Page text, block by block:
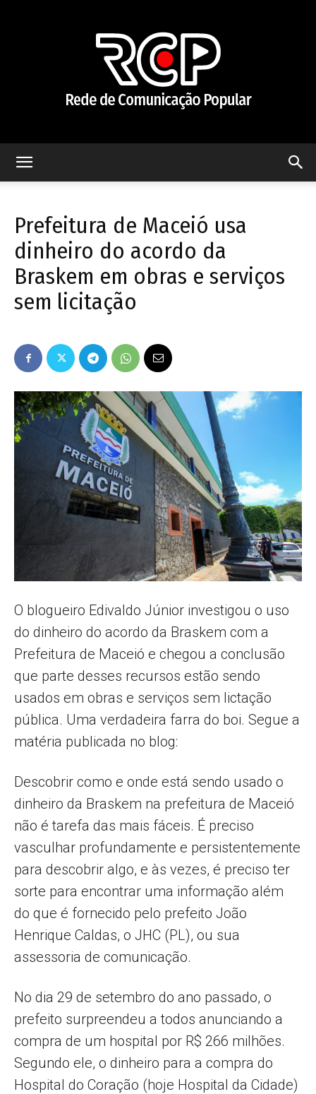
Popular
–
AL
Prefeitura de Maceió usa
dinheiro do acordo da
Braskem em obras e serviços
sem licitação
O blogueiro Edivaldo Júnior investigou o uso
do dinheiro do acordo da Braskem com a
Prefeitura de Maceió e chegou a conclusão
que parte desses recursos estão sendo
usados em obras e serviços sem lictação
pública. Uma verdadeira farra do boi. Segue a
matéria publicada no blog:
Descobrir como e onde está sendo usado o
dinheiro da Braskem na prefeitura de Maceió
não é tarefa das mais fáceis. É preciso
vasculhar profundamente e persistentemente
para descobrir algo, e às vezes, é preciso ter
sorte para encontrar uma informação além
do que é fornecido pelo prefeito João
Henrique Caldas, o JHC (PL), ou sua
assessoria de comunicação.
No dia 29 de setembro do ano passado, o
prefeito surpreendeu a todos anunciando a
compra de um hospital por R$ 266 milhões.
Segundo ele, o dinheiro para a compra do
Hospital do Coração (hoje Hospital da Cidade)